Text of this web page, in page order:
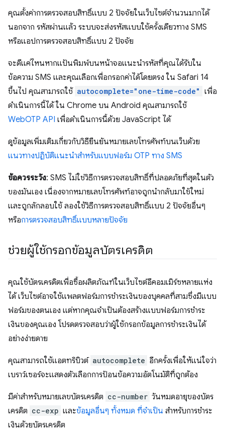
คุณตั้งค่าการตรวจสอบสิทธิ์แบบ 2 ปัจจัยในเว็บไซต์จำนวนมากได้
นอกจาก รหัสผ่านแล้ว ระบบจะส่งรหัสแบบใช้ครั้งเดียวทาง SMS
หรือแอปการตรวจสอบสิทธิ์แบบ 2 ปัจจัย
จะดีแค่ไหนหากแป้นพิมพ์บนหน้าจอแนะนำรหัสที่คุณได้รับใน
ข้อความ SMS และคุณเลือกเพื่อกรอกค่าได้โดยตรง ใน Safari 14
ขึ้นไป คุณสามารถใช้ autocomplete="one-time-code" เพื่อ
ดำเนินการนี้ได้ ใน Chrome บน Android คุณสามารถใช้
WebOTP API เพื่อดำเนินการนี้ด้วย JavaScript ได้
ดูข้อมูลเพิ่มเติมเกี่ยวกับวิธียืนยันหมายเลขโทรศัพท์บนเว็บด้วย
แนวทางปฏิบัติแนะนำสำหรับแบบฟอร์ม OTP ทาง SMS
ข้อควรระวัง: SMS ไม่ใช่วิธีการตรวจสอบสิทธิ์ที่ปลอดภัยที่สุดในตัว
ของมันเอง เนื่องจากหมายเลขโทรศัพท์อาจถูกนำกลับมาใช้ใหม่
และถูกลักลอบใช้ ลองใช้วิธีการตรวจสอบสิทธิ์แบบ 2 ปัจจัยอื่นๆ
หรือการตรวจสอบสิทธิ์แบบหลายปัจจัย
ช่วยผู้ใช้กรอกข้อมูลบัตรเครดิต
คุณใช้บัตรเครดิตเพื่อซื้อผลิตภัณฑ์ในเว็บไซต์อีคอมเมิร์ซหลายแห่ง
ได้ เว็บไซต์อาจใช้แพลตฟอร์มการชำระเงินของบุคคลที่สามซึ่งมีแบบ
ฟอร์มของตนเอง แต่หากคุณจำเป็นต้องสร้างแบบฟอร์มการชำระ
เงินของคุณเอง โปรดตรวจสอบว่าผู้ใช้กรอกข้อมูลการชำระเงินได้
อย่างง่ายดาย
คุณสามารถใช้แอตทริบิวต์ autocomplete อีกครั้งเพื่อให้แน่ใจว่า
เบราว์เซอร์จะแสดงตัวเลือกการป้อนข้อความอัตโนมัติที่ถูกต้อง
มีค่าสำหรับหมายเลขบัตรเครดิต cc-number วันหมดอายุของบัตร
เครดิต cc-exp และข้อมูลอื่นๆ ทั้งหมด ที่จำเป็น สำหรับการชำระ
เงินด้วยบัตรเครดิต